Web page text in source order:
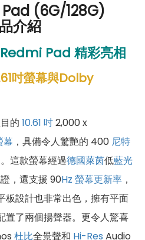
(6G/128G)
介紹
Pad 精彩亮相
吋螢幕與Dolby
的 10.61 吋2,000 x
幕 ，具備令人驚艷的 400 尼特
這款螢幕經過德國萊茵低藍光
，還支援 90Hz 螢幕更新率 ，
板設計也非常出色，擁有平面
置了兩個揚聲器。更令人驚喜
杜比全景聲和 Hi-Res Audio